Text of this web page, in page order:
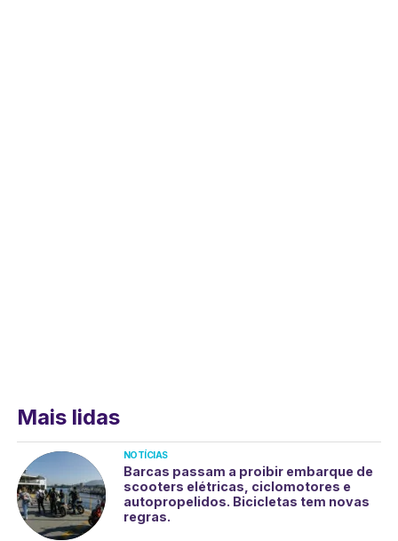
Mais lidas
NOTÍCIAS
Barcas passam a proibir embarque de
scooters elétricas, ciclomotores e
autopropelidos. Bicicletas tem novas
regras.